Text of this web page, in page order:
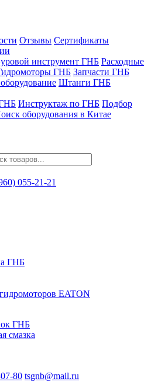
Отзывы Сертификаты
инструмент ГНБ Расходные
ГНБ Запчасти ГНБ
Штанги ГНБ
Инструктаж по ГНБ Подбор
оборудования в Китае
055-21-21
ГНБ
EATON
ГНБ
смазка
80 tsgnb@mail.ru